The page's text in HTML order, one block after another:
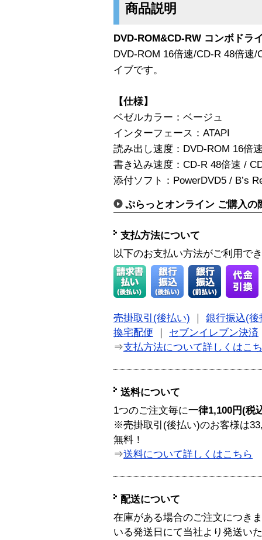
商品説明
DVD-ROM&CD-RW コンボドラ
DVD-ROM 16倍速/CD-R 48倍速
イブです。
【仕様】
ベゼルカラー：ベージュ
インターフェース：ATAPI
読み出し速度：DVD-ROM 16倍
書き込み速度：CD-R 48倍速 /
添付ソフト：PowerDVD5 / B’s
ぷらっとオンライン ご購入の
支払方法について
以下のお支払い方法がご利用で
売掛取引(後払い)
銀行振込(後
換宅配便
セブンイレブン決済
⇒支払方法について詳しくはこ
送料について
1つのご注文毎に一律1,100円(税
※売掛取引(後払い)のお客様は
無料！
⇒送料について詳しくはこちら
配送について
在庫がある場合のご注文につき
いる発送日にて当社より発送い